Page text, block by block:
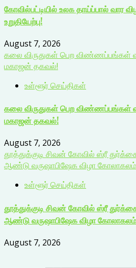
கோவில்பட்டியில் உலக தாய்ப்பால் வார
உறுதியேற்பு!
August 7, 2026
கலை விருதுகள் பெற விண்ணப்பங்கள்
மகாஜன் தகவல்!
உள்ளூர் செய்திகள்
கலை விருதுகள் பெற விண்ணப்பங்கள்
மகாஜன் தகவல்!
August 7, 2026
தூத்துக்குடி சிவன் கோவில் ஸ்ரீ
ஆண்டு வருஷாபிஷேக விழா
உள்ளூர் செய்திகள்
தூத்துக்குடி சிவன் கோவில் ஸ்ரீ
ஆண்டு வருஷாபிஷேக விழா
August 7, 2026